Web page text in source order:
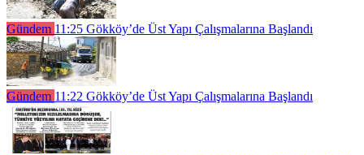
Gündem 11:25 Gökköy’de Üst Yapı Çalışmalarına Başlandı
Gündem 11:22 Gökköy’de Üst Yapı Çalışmalarına Başlandı